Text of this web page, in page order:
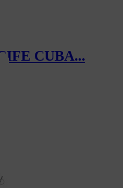
CUBA...